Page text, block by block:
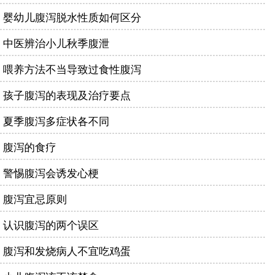
婴幼儿腹泻脱水性质如何区分
中医辨治小儿秋季腹泄
喂养方法不当导致过食性腹泻
孩子腹泻的表现及治疗要点
夏季腹泻多症状各不同
腹泻的食疗
警惕腹泻会诱发心梗
腹泻宜忌原则
认识腹泻的两个误区
腹泻和发烧病人不宜吃鸡蛋